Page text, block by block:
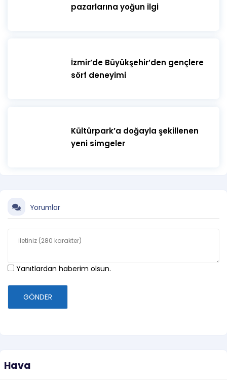
pazarlarına yoğun ilgi
İzmir’de Büyükşehir’den gençlere
sörf deneyimi
Kültürpark’a doğayla şekillenen
yeni simgeler
Yorumlar
Yanıtlardan haberim olsun.
GÖNDER
Hava